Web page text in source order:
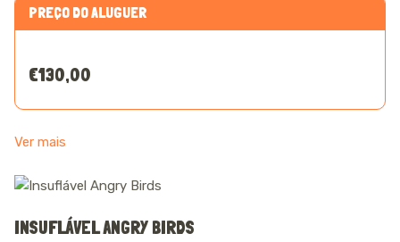
PREÇO DO ALUGUER
€130,00
Ver mais
INSUFLÁVEL ANGRY BIRDS